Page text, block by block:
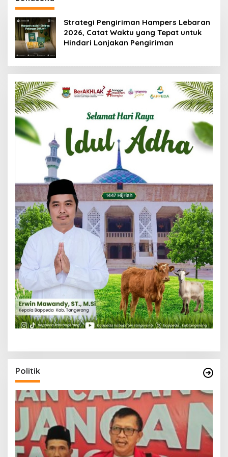
Strategi Pengiriman Hampers Lebaran
2026, Catat Waktu yang Tepat untuk
Hindari Lonjakan Pengiriman
Politik